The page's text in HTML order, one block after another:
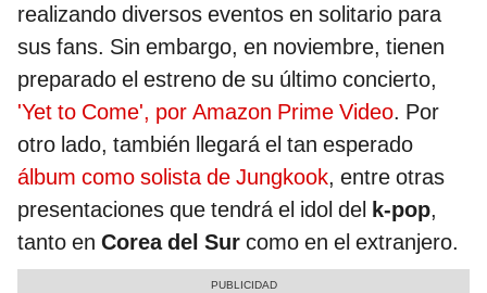
realizando diversos eventos en solitario para
sus fans. Sin embargo, en noviembre, tienen
preparado el estreno de su último concierto,
'Yet to Come', por Amazon Prime Video. Por
otro lado, también llegará el tan esperado
álbum como solista de Jungkook, entre otras
presentaciones que tendrá el idol del k-pop,
tanto en Corea del Sur como en el extranjero.